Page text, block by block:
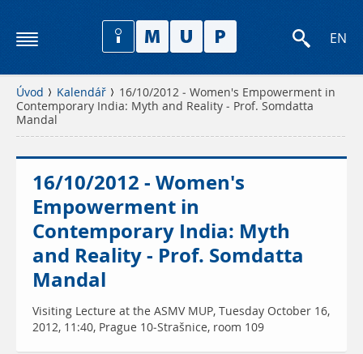
EN
Úvod Kalendář
16/10/2012 - Women's Empowerment in
Contemporary India: Myth and Reality - Prof. Somdatta
Mandal
16/10/2012 - Women's
Empowerment in
Contemporary India: Myth
and Reality - Prof. Somdatta
Mandal
Visiting Lecture at the ASMV MUP, Tuesday October 16,
2012, 11:40, Prague 10-Strašnice, room 109